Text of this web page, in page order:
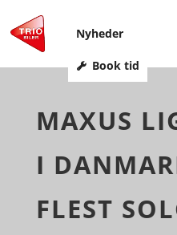
Nyheder
Book tid
MAXUS
I
FLEST